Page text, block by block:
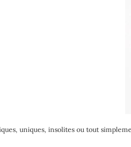
uniques, insolites ou tout